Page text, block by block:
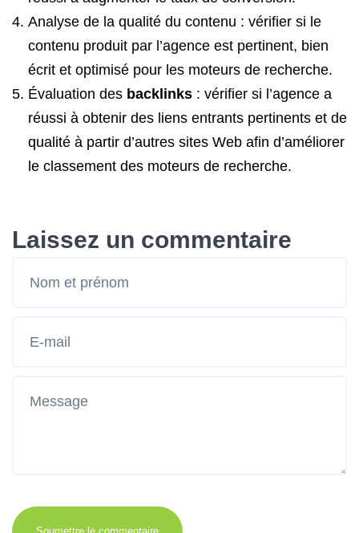
Analyse de la qualité du contenu : vérifier si le
contenu produit par l’agence est pertinent, bien
écrit et optimisé pour les moteurs de recherche.
Évaluation des backlinks : vérifier si l’agence a
réussi à obtenir des liens entrants pertinents et de
qualité à partir d’autres sites Web afin d’améliorer
le classement des moteurs de recherche.
Laissez un commentaire